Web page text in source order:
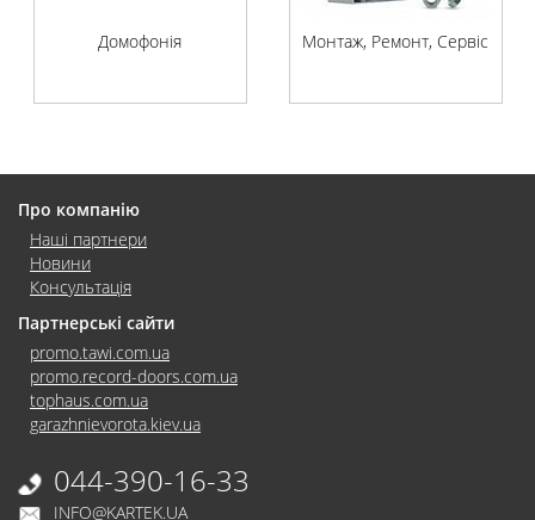
Домофонія Монтаж, Ремонт, Сервіс
Про компанію
Наші партнери
Новини
Консультація
Партнерські сайти
promo.tawi.com.ua
promo.record-doors.com.ua
tophaus.com.ua
garazhnievorota.kiev.ua
044-390-16-33
INFO@KARTEK.UA